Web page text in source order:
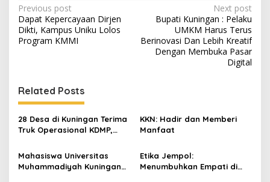
Post
navigation
Previous post
Dapat Kepercayaan Dirjen
Dikti, Kampus Uniku Lolos
Program KMMI
Next post
Bupati Kuningan : Pelaku
UMKM Harus Terus
Berinovasi Dan Lebih Kreatif
Dengan Membuka Pasar
Digital
Related Posts
28 Desa di Kuningan Terima
Truk Operasional KDMP,
Bertahap
KKN: Hadir dan Memberi
Manfaat
Mahasiswa Universitas
Muhammadiyah Kuningan
Etika Jempol:
Menumbuhkan Empati di